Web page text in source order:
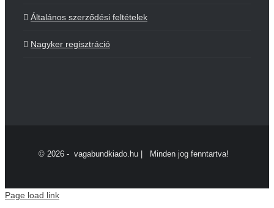
Általános szerződési feltételek
Nagyker regisztráció
© 2026 - vagabundkiado.hu | Minden jog fenntartva!
Page load link